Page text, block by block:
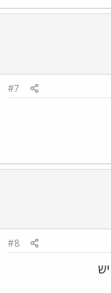
#7
#8